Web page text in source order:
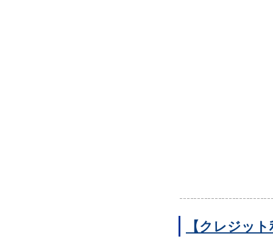
【クレジッ